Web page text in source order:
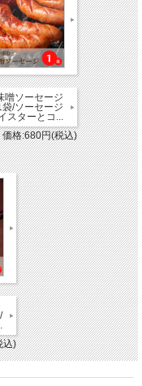
噌ソーセージ
/ソーセージ
スターとコ...
価格:680円(税込)
込)